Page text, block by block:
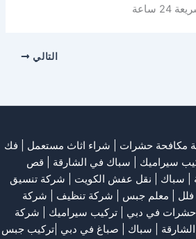
ساعة
التالي
مكافحة حشرات شراء اثاث مستعمل
فك
سيراميك | سباك في الشارقة
قص
| سباك نقل عفش الكويت
شركة تنسيق
معلم جبس شركة تنظيف
شركة
حشرات في دبي تركيب سيراميك
شركة
| سباك | صباغ في دبي |تركيب جبس